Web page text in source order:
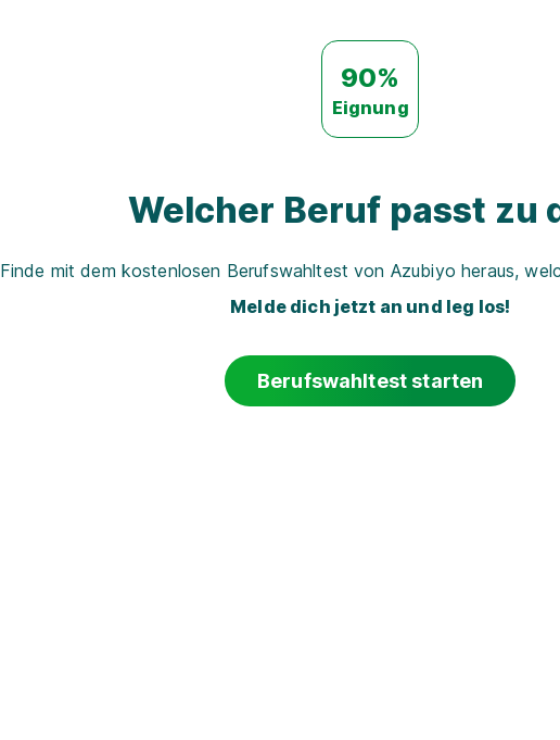
90%
Eignung
Welcher Beruf passt zu
Finde mit dem kostenlosen Berufswahltest von Azubiyo heraus,
Melde dich jetzt an und leg los!
Berufswahltest starten